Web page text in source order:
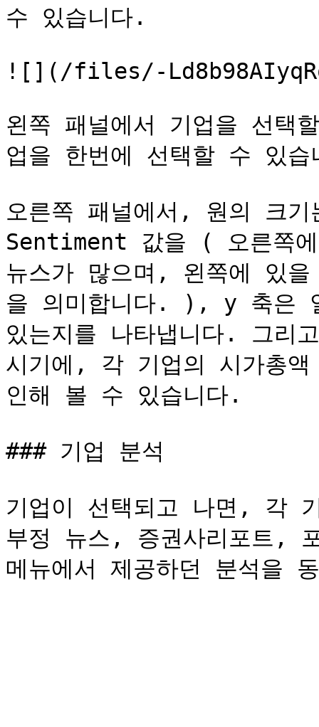
수 있습니다.
![](/files/-
왼쪽 패널에서 기업을 선택
업을 한번에 선택할 수 있습
오른쪽 패널에서, 원의 크
Sentiment 값을 ( 오른쪽
뉴스가 많으며, 왼쪽에 있
을 의미합니다. ), y 축은
있는지를 나타냅니다. 그리
시기에, 각 기업의 시가총
인해 볼 수 있습니다.
### 기업 분석
기업이 선택되고 나면, 각
부정 뉴스, 증권사리포트,